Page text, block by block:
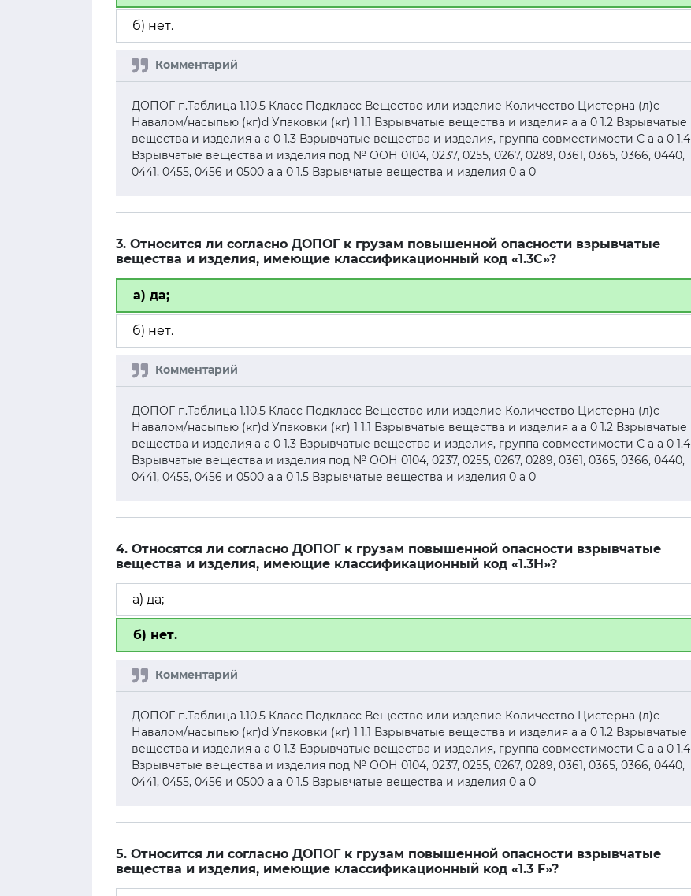
б) нет.
ДОПОГ п.Таблица 1.10.5 Класс Подкласс Вещество или изделие Количество Цистерна (л)c
Навалом/насыпью (кг)d Упаковки (кг) 1 1.1 Взрывчатые вещества и изделия а а 0 1.2 Взрывчатые
вещества и изделия а а 0 1.3 Взрывчатые вещества и изделия, группа совместимости С а а 0 1.4
Взрывчатые вещества и изделия под № ООН 0104, 0237, 0255, 0267, 0289, 0361, 0365, 0366, 0440,
0441, 0455, 0456 и 0500 а а 0 1.5 Взрывчатые вещества и изделия 0 а 0
3. Относится ли согласно ДОПОГ к грузам повышенной опасности взрывчатые
вещества и изделия, имеющие классификационный код «1.3С»?
а) да;
б) нет.
ДОПОГ п.Таблица 1.10.5 Класс Подкласс Вещество или изделие Количество Цистерна (л)c
Навалом/насыпью (кг)d Упаковки (кг) 1 1.1 Взрывчатые вещества и изделия а а 0 1.2 Взрывчатые
вещества и изделия а а 0 1.3 Взрывчатые вещества и изделия, группа совместимости С а а 0 1.4
Взрывчатые вещества и изделия под № ООН 0104, 0237, 0255, 0267, 0289, 0361, 0365, 0366, 0440,
0441, 0455, 0456 и 0500 а а 0 1.5 Взрывчатые вещества и изделия 0 а 0
4. Относятся ли согласно ДОПОГ к грузам повышенной опасности взрывчатые
вещества и изделия, имеющие классификационный код «1.3Н»?
а) да;
б) нет.
ДОПОГ п.Таблица 1.10.5 Класс Подкласс Вещество или изделие Количество Цистерна (л)c
Навалом/насыпью (кг)d Упаковки (кг) 1 1.1 Взрывчатые вещества и изделия а а 0 1.2 Взрывчатые
вещества и изделия а а 0 1.3 Взрывчатые вещества и изделия, группа совместимости С а а 0 1.4
Взрывчатые вещества и изделия под № ООН 0104, 0237, 0255, 0267, 0289, 0361, 0365, 0366, 0440,
0441, 0455, 0456 и 0500 а а 0 1.5 Взрывчатые вещества и изделия 0 а 0
5. Относится ли согласно ДОПОГ к грузам повышенной опасности взрывчатые
вещества и изделия, имеющие классификационный код «1.3 F»?